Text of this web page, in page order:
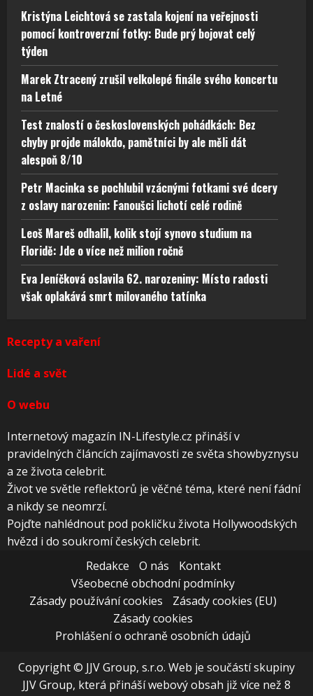
Kristýna Leichtová se zastala kojení na veřejnosti
pomocí kontroverzní fotky: Bude prý bojovat celý
týden
Marek Ztracený zrušil velkolepé finále svého koncertu
na Letné
Test znalostí o československých pohádkách: Bez
chyby projde málokdo, pamětníci by ale měli dát
alespoň 8/10
Petr Macinka se pochlubil vzácnými fotkami své dcery
z oslavy narozenin: Fanoušci lichotí celé rodině
Leoš Mareš odhalil, kolik stojí synovo studium na
Floridě: Jde o více než milion ročně
Eva Jeníčková oslavila 62. narozeniny: Místo radosti
však oplakává smrt milovaného tatínka
Recepty a vaření
Lidé a svět
O webu
Internetový magazín IN-Lifestyle.cz přináší v
pravidelných článcích zajímavosti ze světa showbyznysu
a ze života celebrit.
Život ve světle reflektorů je věčné téma, které není fádní
a nikdy se neomrzí.
Pojďte nahlédnout pod pokličku života Hollywoodských
hvězd i do soukromí českých celebrit.
Redakce
O nás
Kontakt
Všeobecné obchodní podmínky
Zásady používání cookies
Zásady cookies (EU)
Zásady cookies
Prohlášení o ochraně osobních údajů
Copyright © JJV Group, s.r.o. Web je součástí skupiny
JJV Group, která přináší webový obsah již více než 8